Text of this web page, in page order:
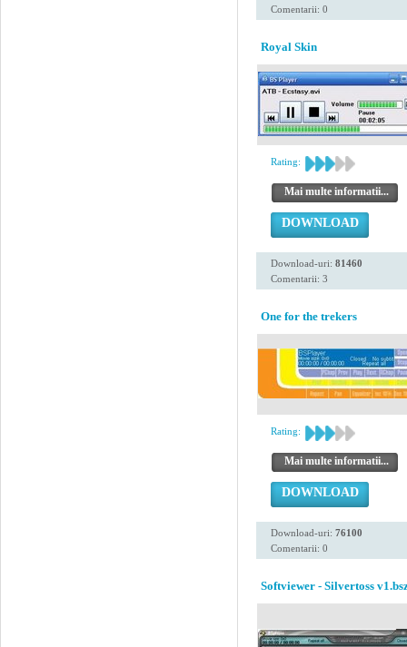
Comentarii: 0
Royal Skin
Rating:
Mai multe informatii...
DOWNLOAD
Download-uri: 81460
Comentarii: 3
One for the trekers
Rating:
Mai multe informatii...
DOWNLOAD
Download-uri: 76100
Comentarii: 0
Softviewer - Silvertoss